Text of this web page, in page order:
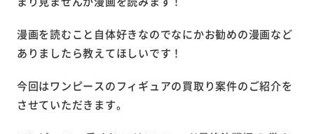
漫画を読むこと自体好きなのでなにかお勧めの漫画など
ありましたら教えてほしいです！
今回はワンピースのフィギュアの買取り案件のご紹介を
させていただきます。